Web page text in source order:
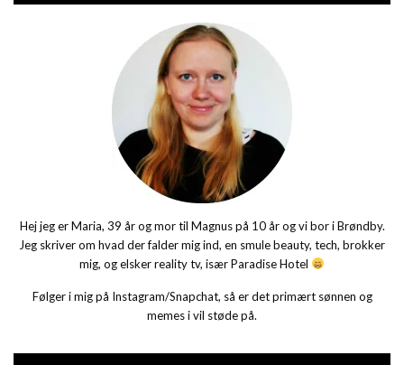
Hej jeg er Maria, 39 år og mor til Magnus på 10 år og vi bor i Brøndby.
Jeg skriver om hvad der falder mig ind, en smule beauty, tech, brokker
mig, og elsker reality tv, især Paradise Hotel
Følger i mig på Instagram/Snapchat, så er det primært sønnen og
memes i vil støde på.